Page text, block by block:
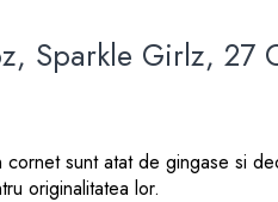
Sparkle Girlz, 27
sunt atat de gingase si
originalitatea lor.